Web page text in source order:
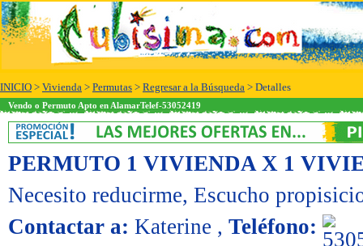
INICIO > Vivienda > Permutas > Regresar a la Búsqueda > Detalles
Vendo o Permuto Apto en AlamarTelef-53052419
PERMUTO 1 VIVIENDA X 1
Necesito reducirme, Escucho
Contactar a: Katerine , Teléfono: